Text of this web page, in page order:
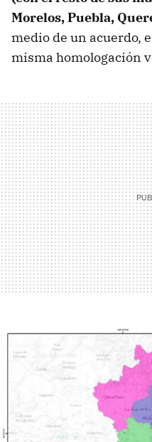
Morelos, Puebla,
medio de un acuerdo,
misma homologación